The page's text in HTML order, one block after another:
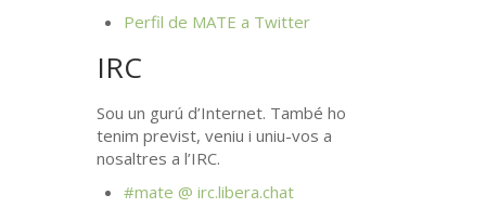
Perfil de MATE a Twitter
IRC
Sou un gurú d’Internet. També ho
tenim previst, veniu i uniu-vos a
nosaltres a l’IRC.
#mate @ irc.libera.chat